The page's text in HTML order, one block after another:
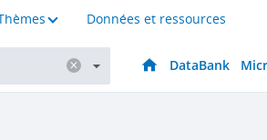
Données et ressources
DataBank